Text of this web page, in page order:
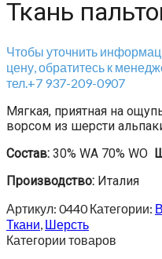
Ткань
Чтобы уточнить
цену, обратитесь к
тел.+7 937-209-0907
Мягкая, приятная на
ворсом из шерсти
Состав: 30% WA 70% WO
Производство: Италия
Артикул: 0440 Категории:
Ткани, Шерсть
Категории товаров